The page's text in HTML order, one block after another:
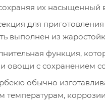
их насыщенный
для
выполнен из
функция,
овощи с сохранением
обычно
температурам,